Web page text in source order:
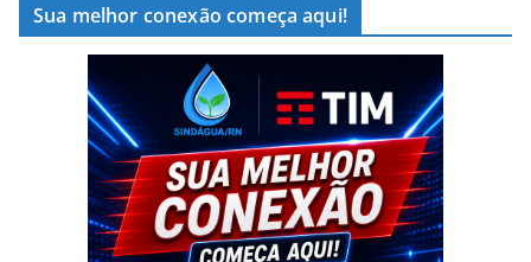
Sua melhor conexão começa aqui!